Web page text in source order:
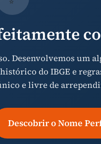
Desenvolvemos um
do IBGE e
e livre de
Descobrir o Nome